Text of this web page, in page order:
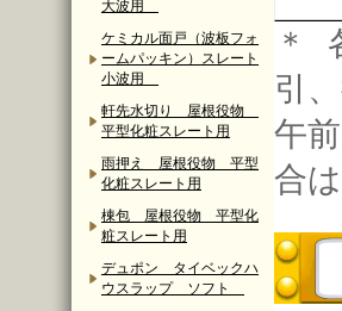
大波用
ケミカル面戸（波板フォ
ームパッキン）スレート
小波用
軒先水切り 屋根役物
平型化粧スレート用
雨押え 屋根役物 平型
化粧スレート用
棟包 屋根役物 平型化
粧スレート用
デュポン タイベックハ
ウスラップ ソフト
＊
引
午
合は